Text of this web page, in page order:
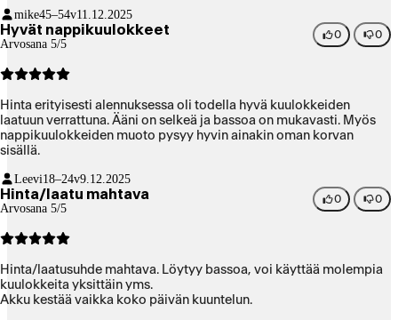
mike45–54v11.12.2025
Hyvät nappikuulokkeet
Arvosana 5/5
0 0
Hinta erityisesti alennuksessa oli todella hyvä kuulokkeiden
laatuun verrattuna. Ääni on selkeä ja bassoa on mukavasti. Myös
nappikuulokkeiden muoto pysyy hyvin ainakin oman korvan
sisällä.
Leevi18–24v9.12.2025
Hinta/laatu mahtava
Arvosana 5/5
0 0
Hinta/laatusuhde mahtava. Löytyy bassoa, voi käyttää molempia
kuulokkeita yksittäin yms.
Akku kestää vaikka koko päivän kuuntelun.